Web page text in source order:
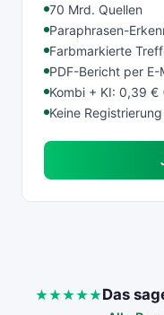
70 Mrd. Quellen
Paraphrasen-
Farbmarkierte
PDF-Bericht per E-
Kombi + KI: 0,39 €
Keine Registrierung
Das